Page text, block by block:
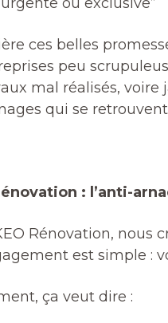
ces belles
peu
mal réalisés,
qui se
: l’anti-
Rénovation, nous
est simple :
ça veut dire :